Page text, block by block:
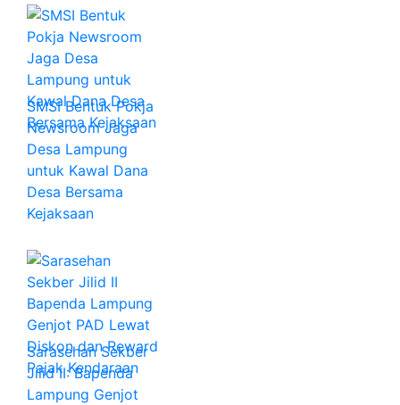
SMSI Bentuk Pokja
Newsroom Jaga
Desa Lampung
untuk Kawal Dana
Desa Bersama
Kejaksaan
Sarasehan Sekber
Jilid II: Bapenda
Lampung Genjot